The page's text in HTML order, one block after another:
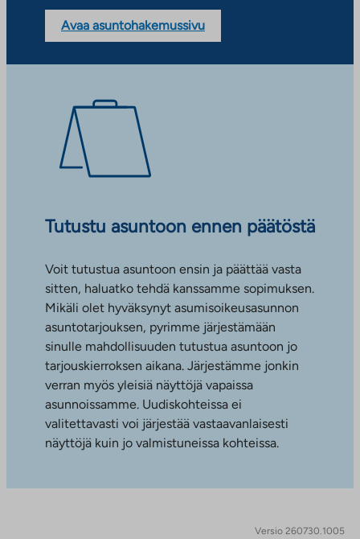
Avaa asuntohakemussivu
Tutustu asuntoon ennen päätöstä
Voit tutustua asuntoon ensin ja päättää vasta
sitten, haluatko tehdä kanssamme sopimuksen.
Mikäli olet hyväksynyt asumisoikeusasunnon
asuntotarjouksen, pyrimme järjestämään
sinulle mahdollisuuden tutustua asuntoon jo
tarjouskierroksen aikana. Järjestämme jonkin
verran myös yleisiä näyttöjä vapaissa
asunnoissamme. Uudiskohteissa ei
valitettavasti voi järjestää vastaavanlaisesti
näyttöjä kuin jo valmistuneissa kohteissa.
Versio 260730.1005